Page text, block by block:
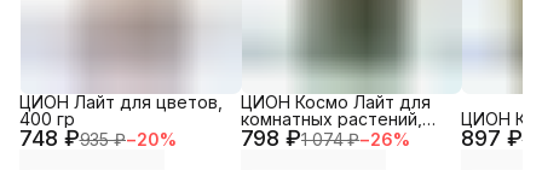
748 ₽935 ₽−20%
ЦИОН Лайт для цветов,
400 гр
798 ₽1 074 ₽−26%
ЦИОН Космо Лайт для
комнатных растений,
400 гр
897 ₽1
ЦИОН